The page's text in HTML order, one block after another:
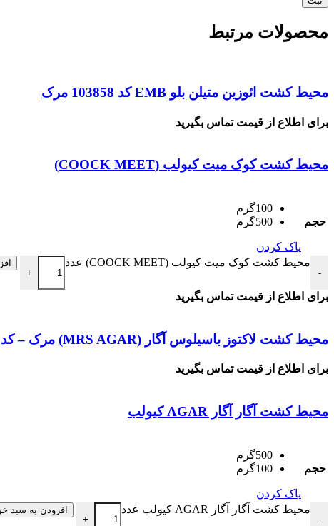
محصولات مرتبط
محیط کشت ائوزین متیلن بلو EMB کد 103858 مرک
برای اطلاع از قیمت تماس بگیرید
محیط کشت کوک میت کیولب (COOCK MEET)
حجم
100گرم
500گرم
پاک کردن
-
محیط کشت کوک میت کیولب (COOCK MEET) عدد
+
برای اطلاع از قیمت تماس بگیرید
محیط کشت لاکتوز باسیلوس آگار (MRS AGAR) مرک – کد 110660
برای اطلاع از قیمت تماس بگیرید
محیط کشت آگار آگار AGAR کیولب
حجم
500گرم
100گرم
پاک کردن
-
محیط کشت آگار آگار AGAR کیولب عدد
+
افزودن به سبد